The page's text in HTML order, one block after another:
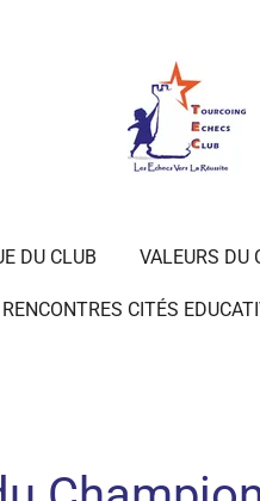
DU CLUB VALEURS DU
RENCONTRES CITÉS